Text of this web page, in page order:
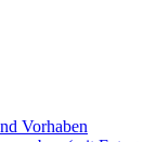
Vorhaben